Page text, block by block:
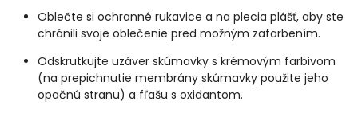
Oblečte si ochranné rukavice a na plecia plášť, aby ste
chránili svoje oblečenie pred možným zafarbením.
Odskrutkujte uzáver skúmavky s krémovým farbivom
(na prepichnutie membrány skúmavky použite jeho
opačnú stranu) a fľašu s oxidantom.